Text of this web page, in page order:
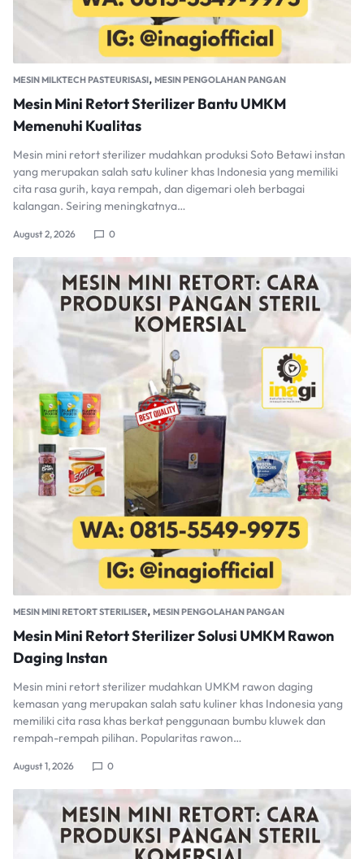
MESIN MILKTECH PASTEURISASI, MESIN PENGOLAHAN PANGAN
Mesin Mini Retort Sterilizer Bantu UMKM
Memenuhi Kualitas
Mesin mini retort sterilizer mudahkan produksi Soto Betawi instan
yang merupakan salah satu kuliner khas Indonesia yang memiliki
cita rasa gurih, kaya rempah, dan digemari oleh berbagai
kalangan. Seiring meningkatnya…
August 2, 2026 0
MESIN MINI RETORT STERILISER, MESIN PENGOLAHAN PANGAN
Mesin Mini Retort Sterilizer Solusi UMKM Rawon
Daging Instan
Mesin mini retort sterilizer mudahkan UMKM rawon daging
kemasan yang merupakan salah satu kuliner khas Indonesia yang
memiliki cita rasa khas berkat penggunaan bumbu kluwek dan
rempah-rempah pilihan. Popularitas rawon…
August 1, 2026 0